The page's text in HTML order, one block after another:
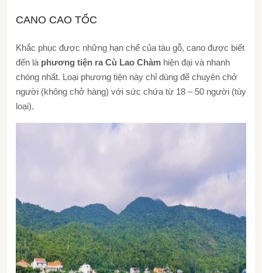
CANO CAO TỐC
Khắc phục được những hạn chế của tàu gỗ, cano được biết
đến là phương tiện ra Cù Lao Chàm hiện đại và nhanh
chóng nhất. Loại phương tiện này chỉ dùng để chuyên chở
người (không chở hàng) với sức chứa từ 18 – 50 người (tùy
loại).